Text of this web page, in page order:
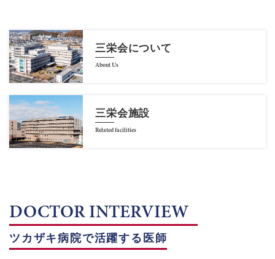
三栄会について
About Us
三栄会施設
Related facilities
DOCTOR INTERVIEW
ツカザキ病院で活躍する医師